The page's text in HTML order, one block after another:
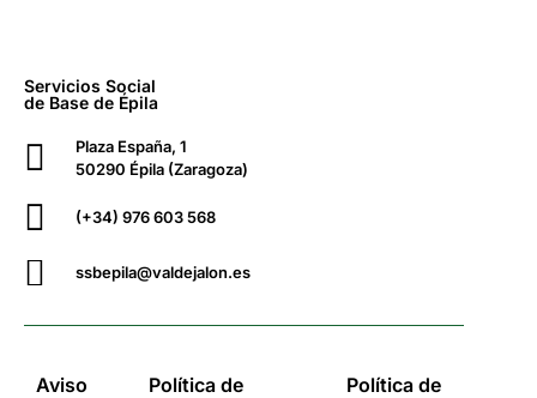
Servicios Social
de Base de Épila
Plaza España, 1
50290 Épila (Zaragoza)
(+34) 976 603 568
ssbepila@valdejalon.es
Aviso
Política de
Política de